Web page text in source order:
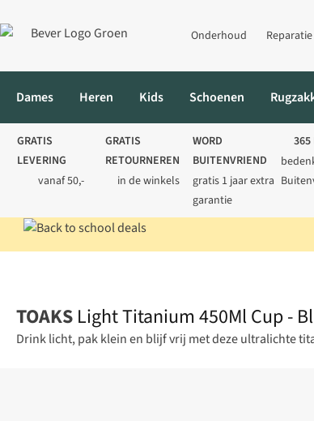
Onderhoud Reparatie
Dames Heren Kids Schoenen
GRATIS
LEVERING
vanaf 50,-
GRATIS
RETOURNEREN
in de winkels
WORD
BUITENVRIEND
gratis 1 jaar extra
garantie
365
TOAKS Light Titanium 450Ml Cup -
Drink licht, pak klein en blijf vrij met deze ultralichte